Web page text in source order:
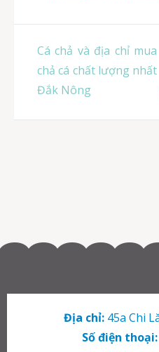
Điều
hướng
bài
Cá chả và địa chỉ mua
chả cá chất lượng nhất
Đắk Nông
Địa chỉ: 45a Chi
Số điện thoại: